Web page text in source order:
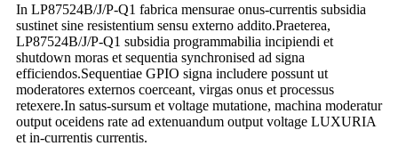
In LP87524B/J/P-Q1 fabrica mensurae onus-currentis subsidia
sustinet sine resistentium sensu externo addito.Praeterea,
LP87524B/J/P-Q1 subsidia programmabilia incipiendi et
shutdown moras et sequentia synchronised ad signa
efficiendos.Sequentiae GPIO signa includere possunt ut
moderatores externos coerceant, virgas onus et processus
retexere.In satus-sursum et voltage mutatione, machina moderatur
output oceidens rate ad extenuandum output voltage LUXURIA
et in-currentis currentis.